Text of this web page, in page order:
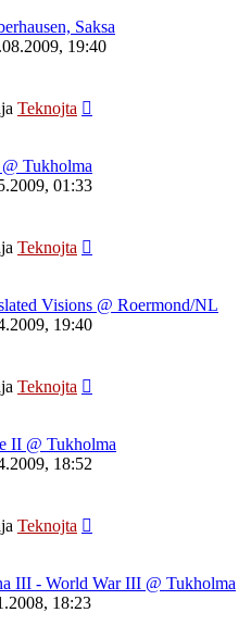
Saksa
19:40
Teknojta
Tukholma
01:33
Teknojta
Visions @ Roermond/NL
19:40
Teknojta
II @ Tukholma
18:52
Teknojta
III - World War III @ Tukholma
18:23